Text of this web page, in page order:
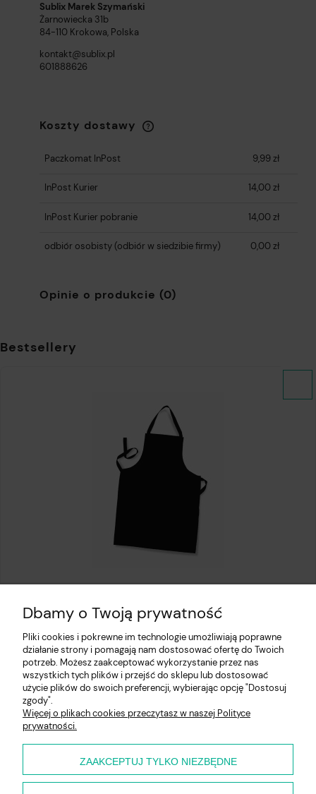
Sublix Marek Szymański
Żarnowiecka 31b
84-110 Krokowa, Polska
kontakt@sublix.pl
601888626
Koszty dostawy
Cena nie zawiera ewentualnych kosztów
Paczkomat InPost
9,99 zł
InPost Kurier 14,00 zł
InPost Kurier pobranie 14,00 zł
odbiór osobisty(odbiór w siedzibie firmy) 0,00 zł
Opinie o produkcie (0)
Bestsellery
Fartuch kuchenny czarny
Pomoc
Moje konto
Płatności i dostawa
Dbamy o Twoją prywatność
Pliki cookies i pokrewne im technologie umożliwiają poprawne
działanie strony i pomagają nam dostosować ofertę do Twoich
potrzeb. Możesz zaakceptować wykorzystanie przez nas
wszystkich tych plików i przejść do sklepu lub dostosować
użycie plików do swoich preferencji, wybierając opcję "Dostosuj
zgody".
Więcej o plikach cookies przeczytasz w naszej Polityce
prywatności.
ZAAKCEPTUJ TYLKO NIEZBĘDNE